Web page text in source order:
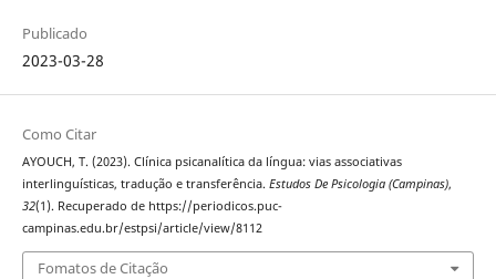
Publicado
2023-03-28
Como Citar
AYOUCH, T. (2023). Clínica psicanalítica da língua: vias associativas
interlinguísticas, tradução e transferência. Estudos De Psicologia (Campinas),
32(1). Recuperado de https://periodicos.puc-
campinas.edu.br/estpsi/article/view/8112
Fomatos de Citação